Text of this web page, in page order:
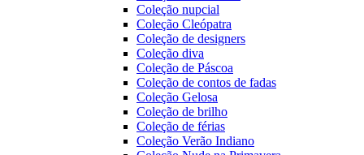
Coleção nupcial
Coleção Cleópatra
Coleção de designers
Coleção diva
Coleção de Páscoa
Coleção de contos de fadas
Coleção Gelosa
Coleção de brilho
Coleção de férias
Coleção Verão Indiano